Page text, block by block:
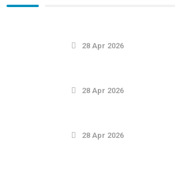
28 Apr 2026
28 Apr 2026
28 Apr 2026